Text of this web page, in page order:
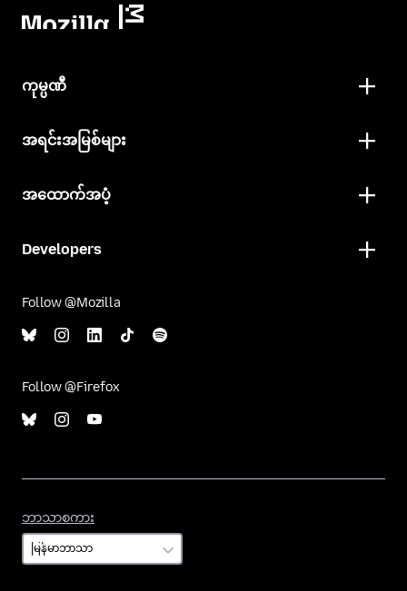
ကုမ္ပဏီ
အရင်းအမြစ်များ
အထောက်အပံ့
Developers
Follow @Mozilla
Follow @Firefox
ဘာသာစကား